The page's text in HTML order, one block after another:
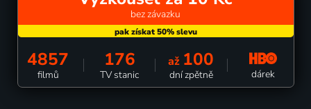
bez závazku
4857
filmů
176
TV stanic
až 100
dní zpětně dárek